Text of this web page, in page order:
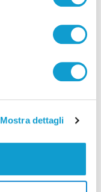
Mostra dettagli